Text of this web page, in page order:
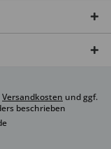
Versandkosten und ggf.
beschrieben